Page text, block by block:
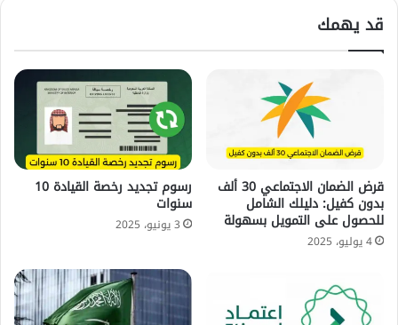
قد يهمك
قرض الضمان الاجتماعي 30 ألف
بدون كفيل: دليلك الشامل
للحصول على التمويل بسهولة
4 يوليو، 2025
رسوم تجديد رخصة القيادة 10
سنوات
3 يونيو، 2025